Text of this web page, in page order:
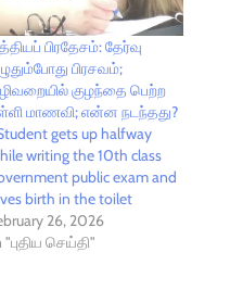
பிரதேசம்: தேர்வு
பிரசவம்;
குழந்தை பெற்ற
மாணவி; என்ன நடந்தது?
gets up halfway
writing the 10th class
public exam and
birth in the toilet
26, 2026
"புதிய செய்தி"